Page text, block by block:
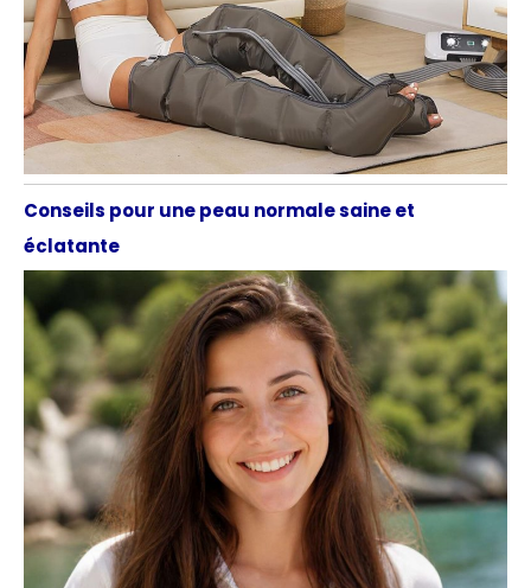
Conseils pour une peau normale saine et
éclatante